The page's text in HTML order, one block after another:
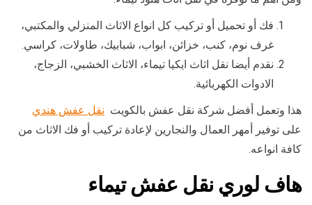
فك أو تحميل أو تركيب كل انواع الاثاث المنزلي والمكتبي،
غرف نوم، كنب، خزائن، ابواب، شبابيك، طاولات، كراسي.
نقدم أيضا نقل اثاث ايكيا تيماء، الاثاث الخشبي، الزجاج،
الادوات الكهربائية.
هذا وتعمل أفضل شركة نقل عفش بالكويت نقل عفش هندي
على توفير أمهر العمال والنجارين لإعادة تركيب أو فك الاثاث من
كافة انواعه.
هاف لوري نقل عفش تيماء